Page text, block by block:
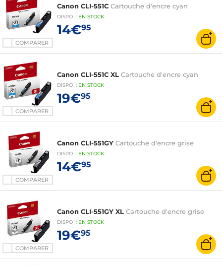
COMPARER
Canon CLI-551C Cartouche d'encre cyan
DISPO : EN STOCK
14€95
COMPARER
Canon CLI-551C XL Cartouche d'encre cyan
DISPO : EN STOCK
19€95
COMPARER
Canon CLI-551GY Cartouche d'encre grise
DISPO : EN STOCK
14€95
COMPARER
Canon CLI-551GY XL Cartouche d'encre grise
DISPO : EN STOCK
19€95